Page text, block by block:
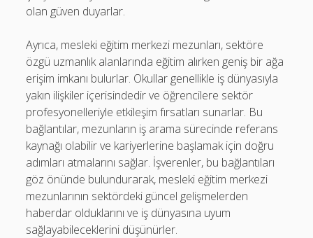
olan güven duyarlar.
Ayrıca, mesleki eğitim merkezi mezunları, sektöre
özgü uzmanlık alanlarında eğitim alırken geniş bir ağa
erişim imkanı bulurlar. Okullar genellikle iş dünyasıyla
yakın ilişkiler içerisindedir ve öğrencilere sektör
profesyonelleriyle etkileşim fırsatları sunarlar. Bu
bağlantılar, mezunların iş arama sürecinde referans
kaynağı olabilir ve kariyerlerine başlamak için doğru
adımları atmalarını sağlar. İşverenler, bu bağlantıları
göz önünde bulundurarak, mesleki eğitim merkezi
mezunlarının sektördeki güncel gelişmelerden
haberdar olduklarını ve iş dünyasına uyum
sağlayabileceklerini düşünürler.